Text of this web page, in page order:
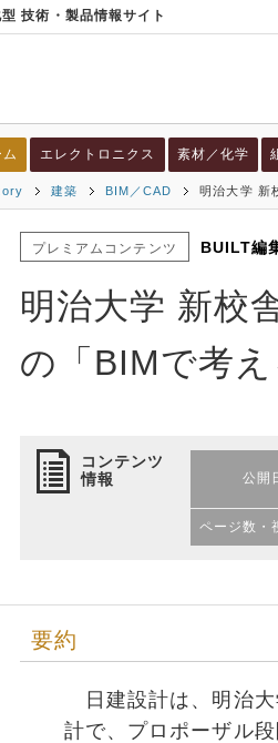
技術・製品情報サイト
エレクトロニクス 素材／化学
建築 BIM／CAD 明治大学 新
プレミアムコンテンツ BUILT編
明治大学 新校
の「BIMで考え
コンテンツ
情報
公開
ページ数・
要約
日建設計は、明治大
計で、プロポーザル